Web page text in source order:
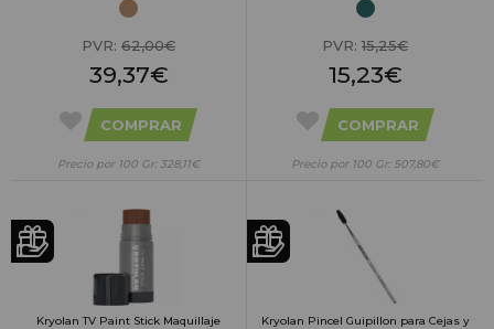
PVR: 62,00€
39,37€
COMPRAR
Precio por 100 Gr: 328,11€
PVR: 15,25€
15,23€
COMPRAR
Precio por 100 Gr: 507,80€
Kryolan TV Paint Stick Maquillaje
Kryolan Pincel Guipillon para Cejas y